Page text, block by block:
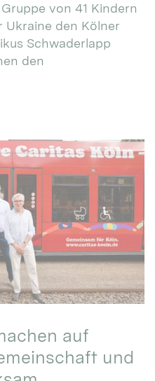
von 41 Kindern
Ukraine den Kölner
Schwaderlapp
den
auf
und